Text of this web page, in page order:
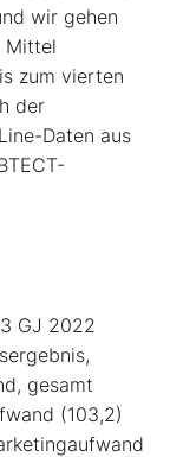
wir gehen
Mittel
zum vierten
der
Daten aus
GJ 2022
gesamt
(103,2)